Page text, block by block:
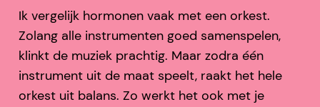
Ik vergelijk hormonen vaak met een orkest.
Zolang alle instrumenten goed samenspelen,
klinkt de muziek prachtig. Maar zodra één
instrument uit de maat speelt, raakt het hele
orkest uit balans. Zo werkt het ook met je